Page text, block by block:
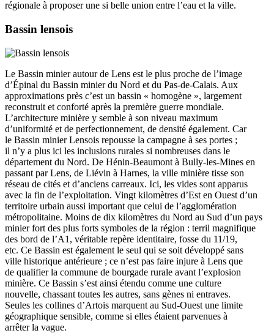
régionale à proposer une si belle union entre l’eau et la ville.
Bassin lensois
Le Bassin minier autour de Lens est le plus proche de l’image
d’Épinal du Bassin minier du Nord et du Pas-de-Calais. Aux
approximations près c’est un bassin « homogène », largement
reconstruit et conforté après la première guerre mondiale.
L’architecture minière y semble à son niveau maximum
d’uniformité et de perfectionnement, de densité également. Car
le Bassin minier Lensois repousse la campagne à ses portes ;
il n’y a plus ici les inclusions rurales si nombreuses dans le
département du Nord. De Hénin-Beaumont à Bully-les-Mines en
passant par Lens, de Liévin à Harnes, la ville minière tisse son
réseau de cités et d’anciens carreaux. Ici, les vides sont apparus
avec la fin de l’exploitation. Vingt kilomètres d’Est en Ouest d’un
territoire urbain aussi important que celui de l’agglomération
métropolitaine. Moins de dix kilomètres du Nord au Sud d’un pays
minier fort des plus forts symboles de la région : terril magnifique
des bord de l’A1, véritable repère identitaire, fosse du 11/19,
etc. Ce Bassin est également le seul qui se soit développé sans
ville historique antérieure ; ce n’est pas faire injure à Lens que
de qualifier la commune de bourgade rurale avant l’explosion
minière. Ce Bassin s’est ainsi étendu comme une culture
nouvelle, chassant toutes les autres, sans gènes ni entraves.
Seules les collines d’Artois marquent au Sud-Ouest une limite
géographique sensible, comme si elles étaient parvenues à
arrêter la vague.